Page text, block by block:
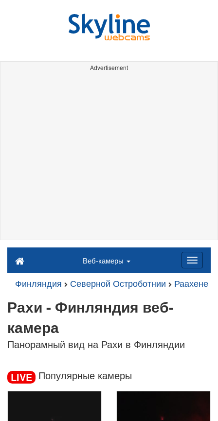
Advertisement
Веб-камеры
Финляндия Северной Остроботнии Раахене
Рахи - Финляндия веб-
камера
Панорамный вид на Рахи в Финляндии
LIVE Популярные камеры